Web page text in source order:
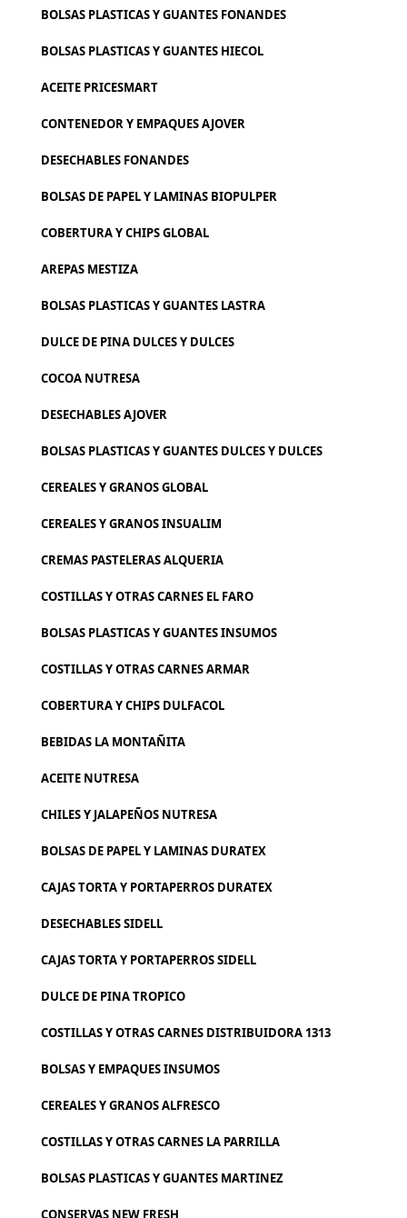
BOLSAS PLASTICAS Y GUANTES FONANDES
BOLSAS PLASTICAS Y GUANTES HIECOL
ACEITE PRICESMART
CONTENEDOR Y EMPAQUES AJOVER
DESECHABLES FONANDES
BOLSAS DE PAPEL Y LAMINAS BIOPULPER
COBERTURA Y CHIPS GLOBAL
AREPAS MESTIZA
BOLSAS PLASTICAS Y GUANTES LASTRA
DULCE DE PINA DULCES Y DULCES
COCOA NUTRESA
DESECHABLES AJOVER
BOLSAS PLASTICAS Y GUANTES DULCES Y DULCES
CEREALES Y GRANOS GLOBAL
CEREALES Y GRANOS INSUALIM
CREMAS PASTELERAS ALQUERIA
COSTILLAS Y OTRAS CARNES EL FARO
BOLSAS PLASTICAS Y GUANTES INSUMOS
COSTILLAS Y OTRAS CARNES ARMAR
COBERTURA Y CHIPS DULFACOL
BEBIDAS LA MONTAÑITA
ACEITE NUTRESA
CHILES Y JALAPEÑOS NUTRESA
BOLSAS DE PAPEL Y LAMINAS DURATEX
CAJAS TORTA Y PORTAPERROS DURATEX
DESECHABLES SIDELL
CAJAS TORTA Y PORTAPERROS SIDELL
DULCE DE PINA TROPICO
COSTILLAS Y OTRAS CARNES DISTRIBUIDORA 1313
BOLSAS Y EMPAQUES INSUMOS
CEREALES Y GRANOS ALFRESCO
COSTILLAS Y OTRAS CARNES LA PARRILLA
BOLSAS PLASTICAS Y GUANTES MARTINEZ
CONSERVAS NEW FRESH